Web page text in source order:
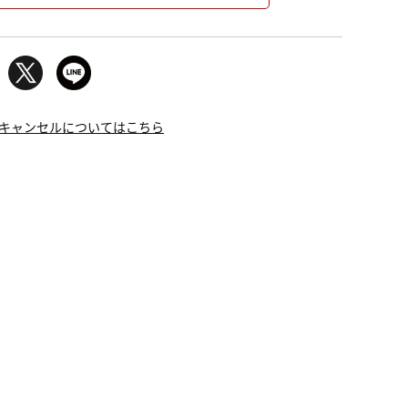
ャンセルについてはこちら